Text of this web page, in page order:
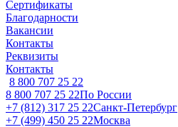
Сертификаты
Благодарности
Вакансии
Контакты
Реквизиты
Контакты
8 800 707 25 22
8 800 707 25 22По России
+7 (812) 317 25 22Санкт-Петербург
+7 (499) 450 25 22Москва